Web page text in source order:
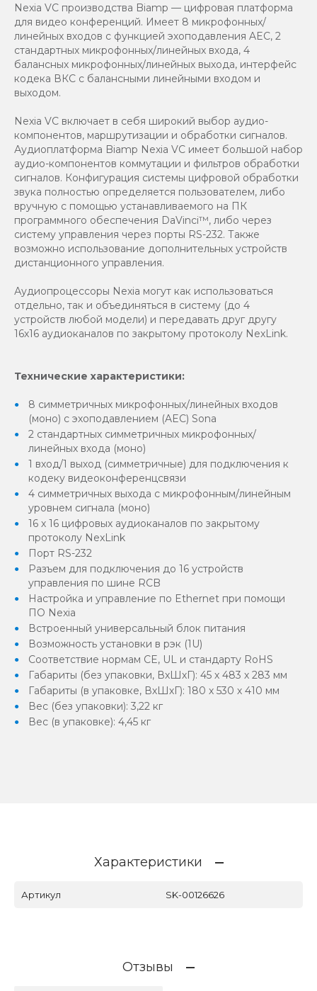
Nexia VC производства Biamp — цифровая платформа
для видео конференций. Имеет 8 микрофонных/
линейных входов с функцией эхоподавления AEC, 2
стандартных микрофонных/линейных входа, 4
балансных микрофонных/линейных выхода, интерфейс
кодека ВКС с балансными линейными входом и
выходом.
Nexia VC включает в себя широкий выбор аудио-
компонентов, маршрутизации и обработки сигналов.
Аудиоплатформа Biamp Nexia VC имеет большой набор
аудио-компонентов коммутации и фильтров обработки
сигналов. Конфигурация системы цифровой обработки
звука полностью определяется пользователем, либо
вручную с помощью устанавливаемого на ПК
программного обеспечения DaVinci™, либо через
систему управления через порты RS-232. Также
возможно использование дополнительных устройств
дистанционного управления.
Аудиопроцессоры Nexia могут как использоваться
отдельно, так и объединяться в систему (до 4
устройств любой модели) и передавать друг другу
16х16 аудиоканалов по закрытому протоколу NexLink.
Технические характеристики:
8 симметричных микрофонных/линейных входов
(моно) с эхоподавлением (AEC) Sona
2 стандартных симметричных микрофонных/
линейных входа (моно)
1 вход/1 выход (симметричные) для подключения к
кодеку видеоконференцсвязи
4 симметричных выхода с микрофонным/линейным
уровнем сигнала (моно)
16 х 16 цифровых аудиоканалов по закрытому
протоколу NexLink
Порт RS-232
Разъем для подключения до 16 устройств
управления по шине RCB
Настройка и управление по Ethernet при помощи
ПО Nexia
Встроенный универсальный блок питания
Возможность установки в рэк (1U)
Соответствие нормам CE, UL и стандарту RoHS
Габариты (без упаковки, ВхШхГ): 45 х 483 х 283 мм
Габариты (в упаковке, ВхШхГ): 180 х 530 х 410 мм
Вес (без упаковки): 3,22 кг
Вес (в упаковке): 4,45 кг
Характеристики
Артикул SK-00126626
Отзывы